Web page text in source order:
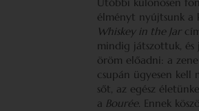
élményt nyújtsunk a
Whiskey in the Jar
mindig játszottuk, és
öröm előadni: a
csupán ügyesen kell
sőt, az egész
a Bourée. Ennek